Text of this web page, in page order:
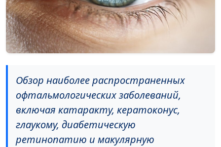
Обзор наиболее распространенных
офтальмологических заболеваний,
включая катаракту, кератоконус,
глаукому, диабетическую
ретинопатию и макулярную